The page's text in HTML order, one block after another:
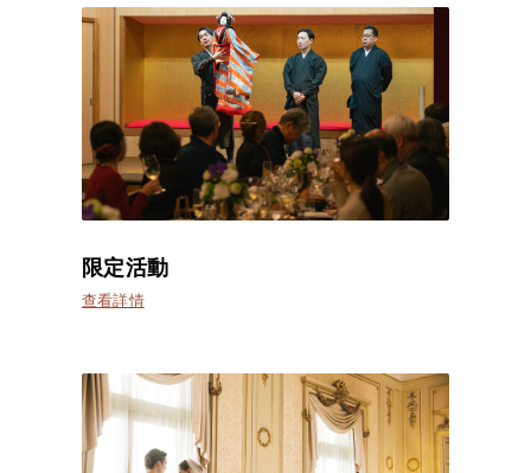
限定活動
查看詳情